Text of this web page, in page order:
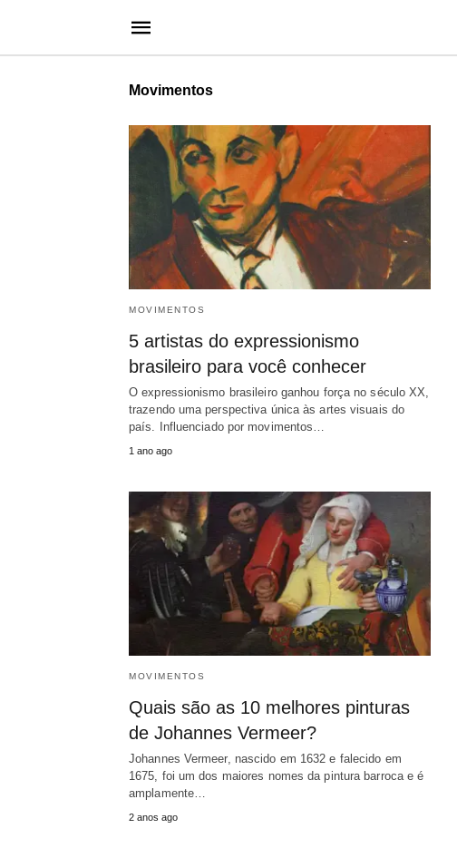
Movimentos
MOVIMENTOS
5 artistas do expressionismo
brasileiro para você conhecer
O expressionismo brasileiro ganhou força no século XX,
trazendo uma perspectiva única às artes visuais do
país. Influenciado por movimentos…
1 ano ago
MOVIMENTOS
Quais são as 10 melhores pinturas
de Johannes Vermeer?
Johannes Vermeer, nascido em 1632 e falecido em
1675, foi um dos maiores nomes da pintura barroca e é
amplamente…
2 anos ago